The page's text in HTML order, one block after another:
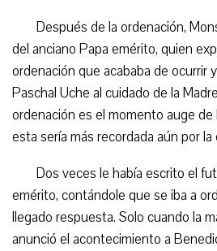
Después de la ordenación,
del anciano Papa emérito, quien
ordenación que acababa de ocurrir
Paschal Uche al cuidado de la
ordenación es el momento auge
esta sería más recordada aún por
Dos veces le había escrito el
emérito, contándole que se iba a
llegado respuesta. Solo cuando la
anunció el acontecimiento a